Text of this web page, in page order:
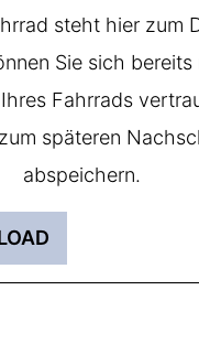
steht hier zum
Sie sich bereits
Fahrrads
späteren
abspeichern.